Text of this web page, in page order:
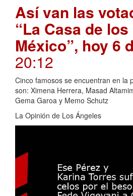
Así van las
“La Casa de
México”, hoy 6
20:12
Cinco famosos se encuentran en la
son: Ximena Herrera, Masad
Gema Garoa y Memo Schutz
La Opinión de Los Ángeles